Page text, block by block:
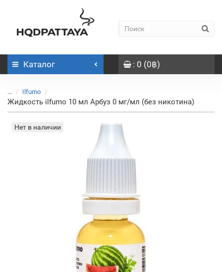
Каталог : 0 (0฿)
... Ilfumo
Жидкость ilfumo 10 мл Арбуз 0 мг/мл (без никотина)
Нет в наличии